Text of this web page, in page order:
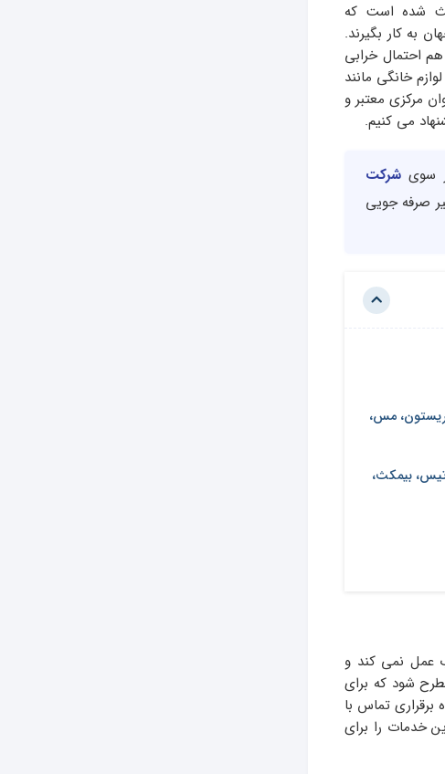
شده است که
به کار بگیرند.
احتمال خرابی
خانگی مانند
مرکزی معتبر و
می کنیم.
سوی شرکت
های تعمیر صرفه جویی
مس،
بیمکث،
عمل نمی کند و
شود که برای
برقراری تماس با
خدمات را برای